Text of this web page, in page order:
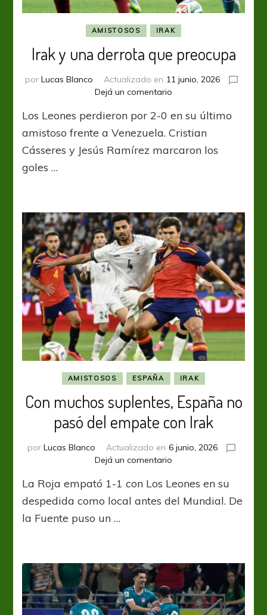
AMISTOSOS IRAK
Irak y una derrota que preocupa
por Lucas Blanco Actualizado en 11 junio, 2026
Dejá un comentario
y
una
que
Los Leones perdieron por 2-0 en su último
amistoso frente a Venezuela. Cristian
Cásseres y Jesús Ramírez marcaron los
goles …
AMISTOSOS ESPAÑA IRAK
Con muchos suplentes, España no
pasó del empate con Irak
por Lucas Blanco Actualizado en 6 junio, 2026
Dejá un comentario
muchos
suplentes,
con
Irak
La Roja empató 1-1 con Los Leones en su
despedida como local antes del Mundial. De
la Fuente puso un …